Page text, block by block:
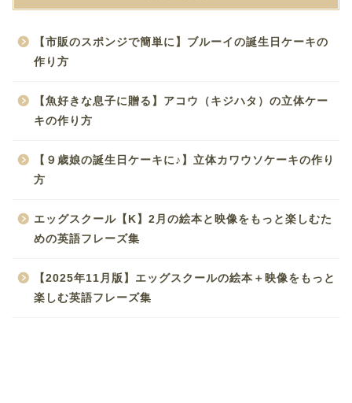
【市販のスポンジで簡単に】ブルーイの誕生日ケーキの
作り方
【魚好きな息子に贈る】アコウ（キジハタ）の立体ケー
キの作り方
【９歳娘の誕生日ケーキに♪】立体カワウソケーキの作り
方
エッグスクール【K】2月の絵本と映像をもっと楽しむた
めの英語フレーズ集
【2025年11月版】エッグスクールの絵本＋映像をもっと
楽しむ英語フレーズ集